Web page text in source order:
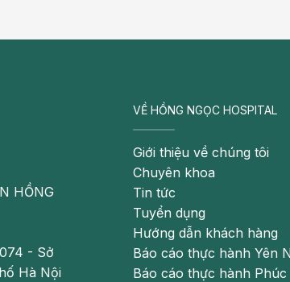
nhỏ trong điều kiện khí hậu có độ ẩm cao ở
sẽ hút ẩm và phản ứng hóa học giữa các tá
nêu ở trên) làm cho chất lượng thuốc thay
gây hại do hút ẩm).
ráo, chưa dùng thì không mở lọ đựng hoặc bóc
Ða khoa Hồng Ngọc để biết thêm thông tin
HỒNG
- Sở
Hà Nội
VỀ HỒNG NGỌC HOSPITAL
Giới thiệu về chúng tôi
Chuyên khoa
Tin tức
Tuyển dụng
Hướng dẫn khách hàng
Báo cáo thực hành Yên
Báo cáo thực hành Phúc